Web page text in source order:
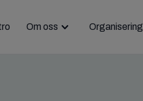
Om oss Organisering